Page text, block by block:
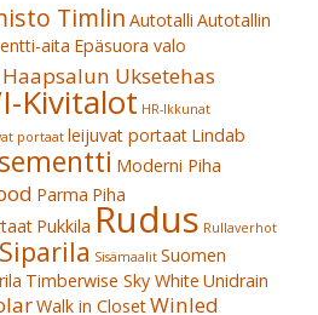
Timlin Autotalli Autotallin
aita Epäsuora valo
Haapsalun Uksetehas
Kivitalot HR-Ikkunat
portaat leijuvat portaat Lindab
Moderni Piha
Parma Piha
Pukkila Rudus Rullaverhot
Siparila Sisämaalit Suomen
Timberwise Sky White Unidrain
Walk in ClosetWinled